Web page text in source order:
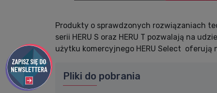
Produkty o sprawdzonych rozwiązaniach
serii HERU S oraz HERU T pozwalają na
użytku komercyjnego HERU Select oferują
Pliki do pobrania